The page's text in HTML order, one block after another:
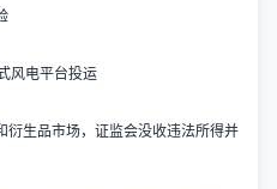
风电平台投运
生品市场，证监会没收违法所得并